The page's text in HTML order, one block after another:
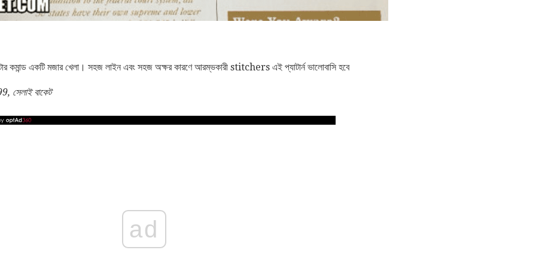
কমান্ড একটি মজার খেলা। সহজ লাইন এবং সহজ অক্ষর কারণে আরম্ভকারী stitchers এই প্যাটার্ন ভালোবাসি হবে
সেলাই বাকেট
ad